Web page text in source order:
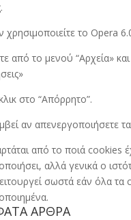
χρησιμοποιείτε το Opera
από το μενού “Αρχεία»
στο “Απόρρητο”.
αν απενεργοποιήσετε
από το ποιά cookies
αλλά γενικά ο
σωστά εάν όλα τα
ΑΡΘΡΑ